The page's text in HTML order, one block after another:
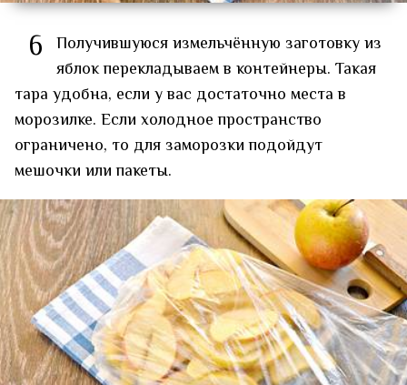
6 Получившуюся измельчённую заготовку из
яблок перекладываем в контейнеры. Такая
тара удобна, если у вас достаточно места в
морозилке. Если холодное пространство
ограничено, то для заморозки подойдут
мешочки или пакеты.